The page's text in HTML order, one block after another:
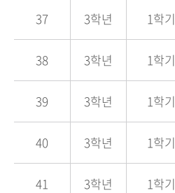
37 3학년 1학기
38 3학년 1학기
39 3학년 1학기
40 3학년 1학기
41 3학년 1학기